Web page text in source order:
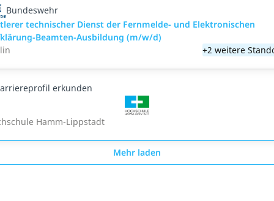
Bundeswehr
technischer Dienst der Fernmelde- und Elektronischen
Beamten-Ausbildung (m/w/d)
+2 weitere
erkunden
Hamm-Lippstadt
Mehr laden